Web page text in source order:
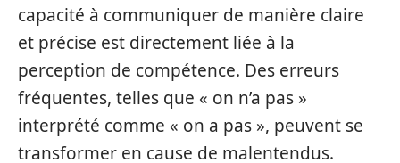
capacité à communiquer de manière claire
et précise est directement liée à la
perception de compétence. Des erreurs
fréquentes, telles que « on n’a pas »
interprété comme « on a pas », peuvent se
transformer en cause de malentendus.